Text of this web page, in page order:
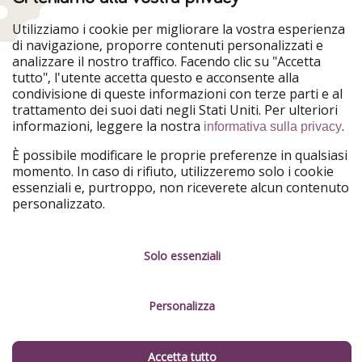
La vita culturale della città è ricca e risponde a tutti i
gusti, dai teatri ai cinema, dalle esibizioni d'arte agli
innumerevoli musei... ce n'è per tutti i gusti!
Per quanto riguarda i musei, non ci si può certo
annoiare: qui troverete alcune delle opere d'arte più
famose e magnifiche del mondo, c'è solo l'imbarazzo
della scelta.
Utilizziamo i cookie per migliorare la vostra esperienza
di navigazione, proporre contenuti personalizzati e
analizzare il nostro traffico. Facendo clic su "Accetta
tutto", l'utente accetta questo e acconsente alla
condivisione di queste informazioni con terze parti e al
trattamento dei suoi dati negli Stati Uniti. Per ulteriori
informazioni, leggere la nostra informativa sulla privacy.
È possibile modificare le proprie preferenze in qualsiasi
momento. In caso di rifiuto, utilizzeremo solo i cookie
essenziali e, purtroppo, non riceverete alcun contenuto
personalizzato.
Solo essenziali
Personalizza
Accetta tutto